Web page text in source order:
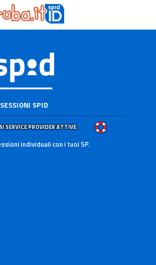
SESSIONI SPID
SERVICE PROVIDER ATTIVE
individuali con i tuoi SP.